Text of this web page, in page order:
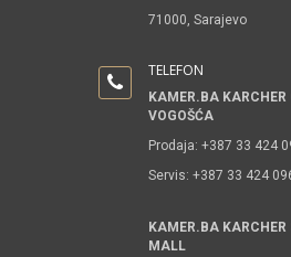
71000, Sarajevo
TELEFON
KAMER.BA KARCHER
VOGOŠĆA
Prodaja: +387 33 424
Servis: +387 33 424
KAMER.BA
MALL